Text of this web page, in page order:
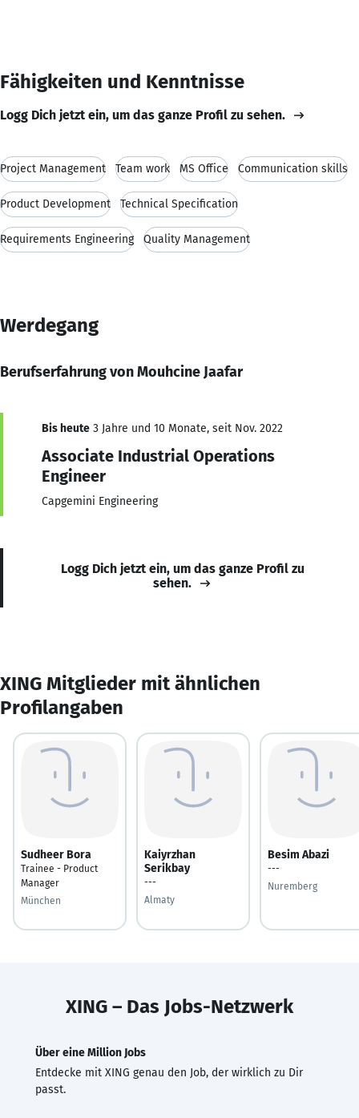
Fähigkeiten und Kenntnisse
Logg Dich jetzt ein, um das ganze Profil zu sehen.
Project Management Team work MS Office Communication skills
Product Development Technical Specification
Requirements Engineering Quality Management
Werdegang
Berufserfahrung von Mouhcine Jaafar
Bis heute 3 Jahre und 10 Monate, seit Nov. 2022
Associate Industrial Operations
Engineer
Capgemini Engineering
Logg Dich jetzt ein, um das ganze Profil zu
sehen.
XING Mitglieder mit ähnlichen
Profilangaben
Sudheer Bora
Trainee - Product
Manager
München
Kaiyrzhan
Serikbay
---
Almaty
Besim Abazi
---
Nuremberg
XING – Das Jobs-Netzwerk
Über eine Million Jobs
Entdecke mit XING genau den Job, der wirklich zu Dir
passt.